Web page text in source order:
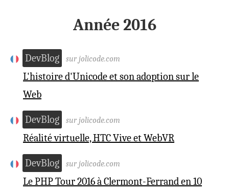
Année 2016
DevBlog sur jolicode.com
L'histoire d'Unicode et son adoption sur le
Web
DevBlog sur jolicode.com
Réalité virtuelle, HTC Vive et WebVR
DevBlog sur jolicode.com
Le PHP Tour 2016 à Clermont-Ferrand en 10